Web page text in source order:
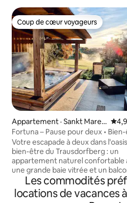
Coup de cœur voyageurs
Coup de cœur voyageurs
Appartement · Sankt Marei
n bei Graz
Fortuna – Pause pour deux •
vue sur la nature
Votre escapade à deux dans
bien-être du Trausdorfberg : un
appartement naturel confortable
une grande baie vitrée et un
français avec vue sur la nature. Notre
ferme avec ses poules et ses
et son atmosphère chaleureuse
Les commodités
locations de vacances